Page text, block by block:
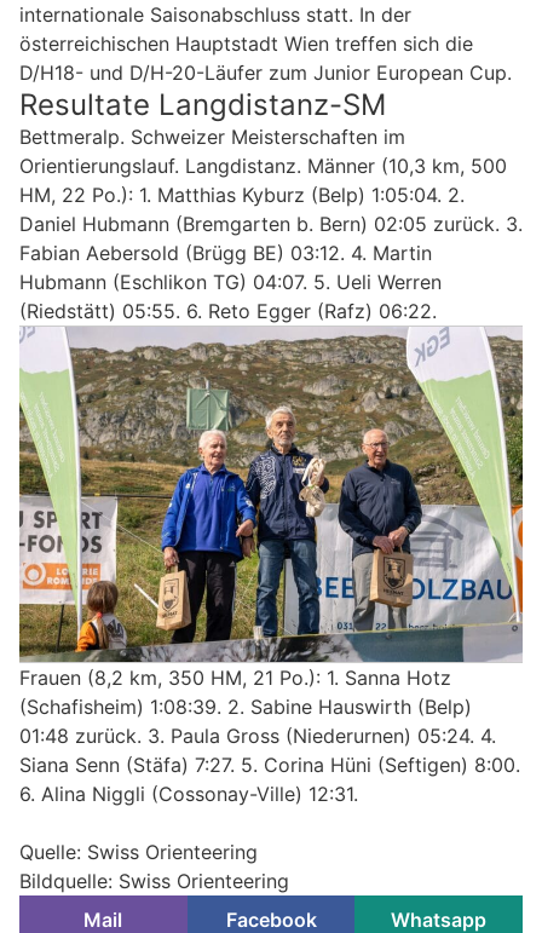
internationale Saisonabschluss statt. In der
österreichischen Hauptstadt Wien treffen sich die
D/H18- und D/H-20-Läufer zum Junior European Cup.
Resultate Langdistanz-SM
Bettmeralp. Schweizer Meisterschaften im
Orientierungslauf. Langdistanz. Männer (10,3 km, 500
HM, 22 Po.): 1. Matthias Kyburz (Belp) 1:05:04. 2.
Daniel Hubmann (Bremgarten b. Bern) 02:05 zurück. 3.
Fabian Aebersold (Brügg BE) 03:12. 4. Martin
Hubmann (Eschlikon TG) 04:07. 5. Ueli Werren
(Riedstätt) 05:55. 6. Reto Egger (Rafz) 06:22.
Frauen (8,2 km, 350 HM, 21 Po.): 1. Sanna Hotz
(Schafisheim) 1:08:39. 2. Sabine Hauswirth (Belp)
01:48 zurück. 3. Paula Gross (Niederurnen) 05:24. 4.
Siana Senn (Stäfa) 7:27. 5. Corina Hüni (Seftigen) 8:00.
6. Alina Niggli (Cossonay-Ville) 12:31.
Quelle: Swiss Orienteering
Bildquelle: Swiss Orienteering
Mail
Facebook Whatsapp